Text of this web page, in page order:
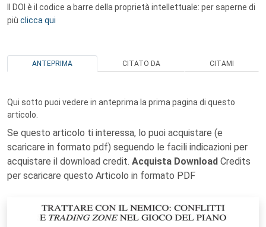
Il DOI è il codice a barre della proprietà intellettuale: per saperne di
più clicca qui
ANTEPRIMA CITATO DA CITAMI
Qui sotto puoi vedere in anteprima la prima pagina di questo
articolo.
Se questo articolo ti interessa, lo puoi acquistare (e
scaricare in formato pdf) seguendo le facili indicazioni per
acquistare il download credit. Acquista Download Credits
per scaricare questo Articolo in formato PDF